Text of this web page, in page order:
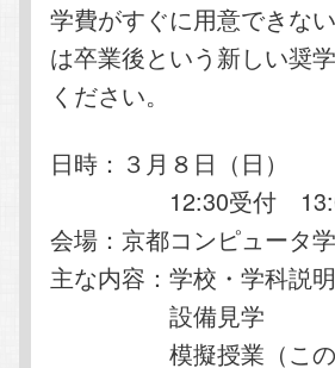
学費がすぐに用意できな
は卒業後という新しい奨
ください。
日時：３月８日（日）
12:30受付 13:00
会場：京都コンピュータ
主な内容：学校・学科説明
設備見学
模擬授業（この中